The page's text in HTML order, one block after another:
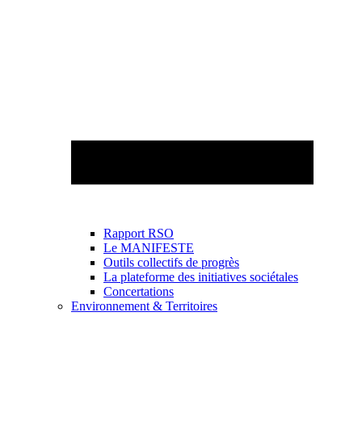
Rapport RSO
Le MANIFESTE
Outils collectifs de progrès
La plateforme des initiatives sociétales
Concertations
Environnement & Territoires